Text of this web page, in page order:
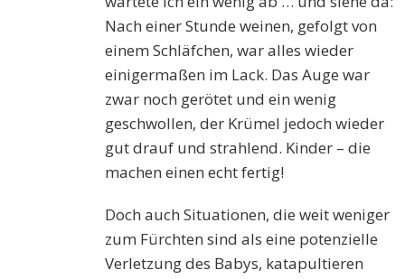
Nach einer Stunde weinen, gefolgt von
einem Schläfchen, war alles wieder
einigermaßen im Lack. Das Auge war
zwar noch gerötet und ein wenig
geschwollen, der Krümel jedoch wieder
gut drauf und strahlend. Kinder – die
machen einen echt fertig!
Doch auch Situationen, die weit weniger
zum Fürchten sind als eine potenzielle
Verletzung des Babys, katapultieren